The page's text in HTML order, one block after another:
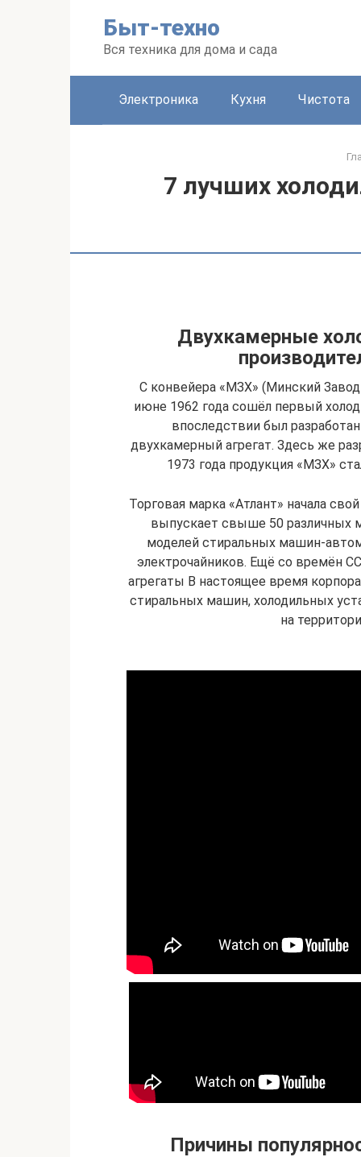
Быт-техно
Вся техника для дома и сада
Электроника Кухня Чистота
7 лучших
Двухкамерные
С конвейера «МЗХ» (Минский
июне 1962 года сошёл первый
впоследствии был
двухкамерный агрегат. Здесь же
1973 года продукция «МЗХ»
Торговая марка «Атлант» начала
выпускает свыше 50 различных
моделей стиральных машин-
электрочайников. Ещё со времён
агрегаты В настоящее время
стиральных машин, холодильных
на
Причины